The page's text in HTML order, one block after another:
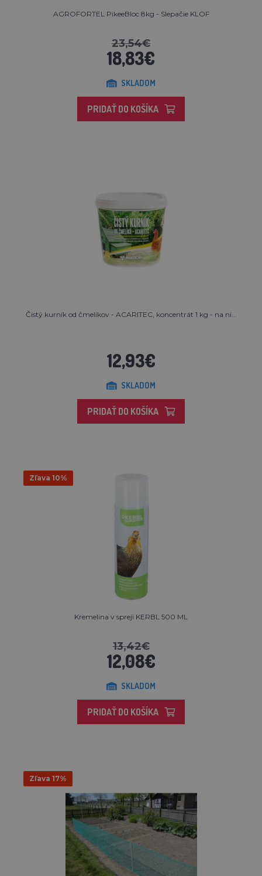
AGROFORTEL PikeeBloc 8kg - Slepačie KLOF
23,54€
18,83€
SKLADOM
PRIDAŤ DO KOŠÍKA
Čistý kurník od čmelíkov - ACARITEC, koncentrát 1 kg - na ni...
12,93€
SKLADOM
PRIDAŤ DO KOŠÍKA
Zľava 10%
Kremelina v spreji KERBL 500 ML
13,42€
12,08€
SKLADOM
PRIDAŤ DO KOŠÍKA
Zľava 17%